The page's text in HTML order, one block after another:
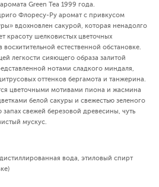
Green Tea 1999 года.
Флоресу-Ру аромат с привкусом
вдохновлен сакурой, которая ненадолго
красоту шелковистых цветочных
естественной обстановке.
легкости сияющего образа залитой
нотами сладкого миндаля,
оттенков бергамота и танжерина.
цветочными мотивами пиона и жасмина
белой сакуры и свежестью зеленого
свежей березовой древесины, чуть
мускус.
вода, этиловый спирт